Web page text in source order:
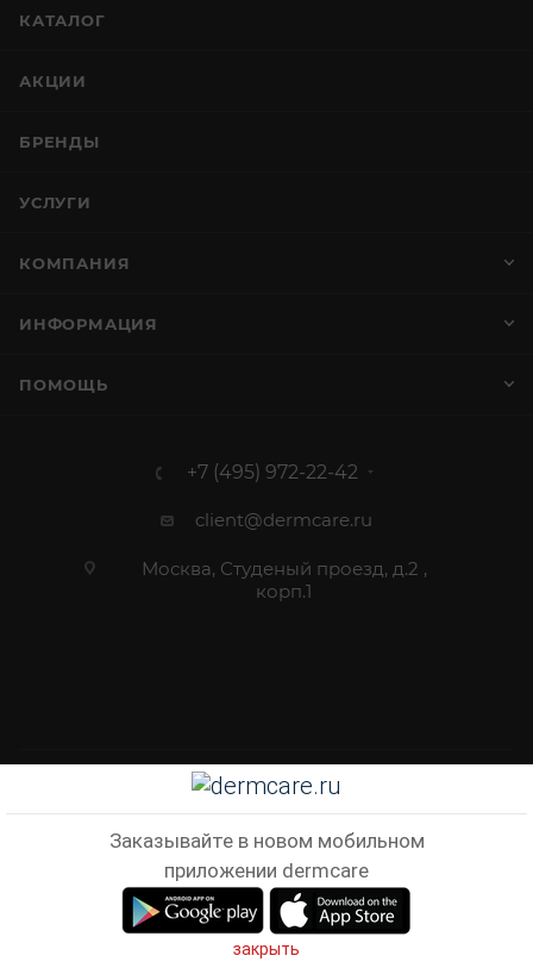
В КОРЗИНУ
КАТАЛОГ
АКЦИИ
БРЕНДЫ
УСЛУГИ
КОМПАНИЯ
ИНФОРМАЦИЯ
ПОМОЩЬ
+7 (495) 972-22-42
client@dermcare.ru
Москва, Студеный проезд, д.2 ,
корп.1
2012 - 2026 © Dermcare.ru - интернет-магазин косметики
Заказывайте в новом мобильном
приложении dermcare
закрыть